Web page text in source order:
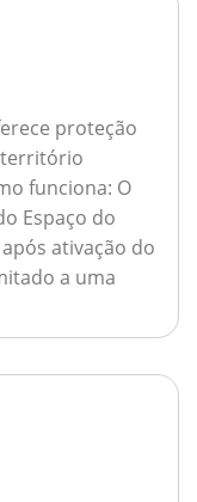
proteção
território
funciona: O
Espaço do
ativação do
a uma